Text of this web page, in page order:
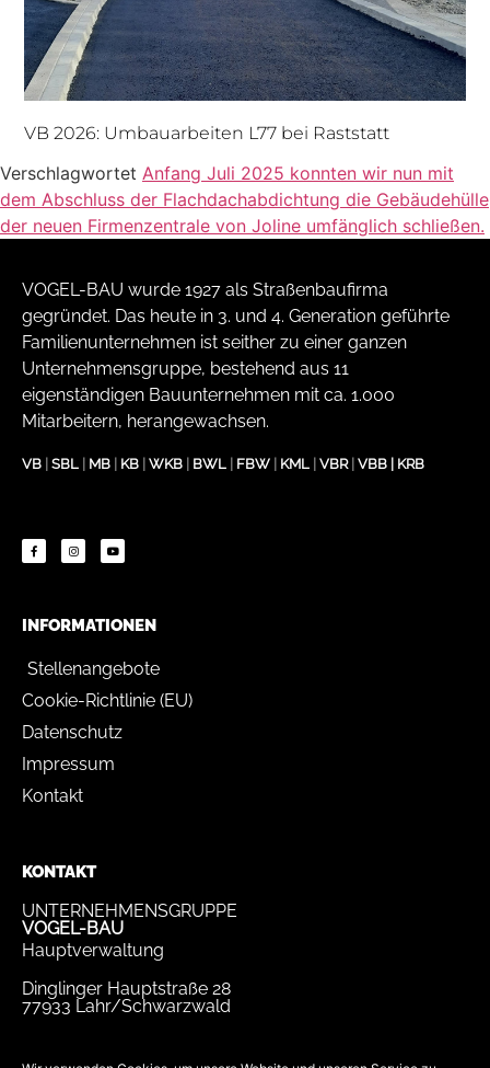
VB 2026: Umbauarbeiten L77 bei Raststatt
Verschlagwortet Anfang Juli 2025 konnten wir nun mit
dem Abschluss der Flachdachabdichtung die Gebäudehülle
der neuen Firmenzentrale von Joline umfänglich schließen.
VOGEL-BAU wurde 1927 als Straßenbaufirma
gegründet. Das heute in 3. und 4. Generation geführte
Familienunternehmen ist seither zu einer ganzen
Unternehmensgruppe, bestehend aus 11
eigenständigen Bauunternehmen mit ca. 1.000
Mitarbeitern, herangewachsen.
VB SBL MB KB WKB BWL FBW KML VBR| VBB KRB
INFORMATIONEN
Stellenangebote
Cookie-Richtlinie (EU)
Datenschutz
Impressum
Kontakt
KONTAKT
UNTERNEHMENSGRUPPE
VOGEL-BAU
Hauptverwaltung
Dinglinger Hauptstraße 28
77933 Lahr/Schwarzwald